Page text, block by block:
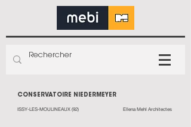
CONSERVATOIRE NIEDERMEYER
ISSY-LES-MOULINEAUX (92) Ellena Mehl Architectes